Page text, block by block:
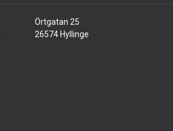
Örtgatan 25
26574 Hyllinge